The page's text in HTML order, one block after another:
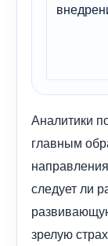
Аналитики
главным
следует ли
зрелую